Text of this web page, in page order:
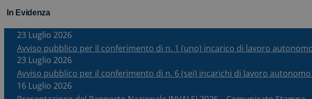
In Evidenza
23 Luglio 2026
Avviso pubblico per il conferimento di n. 1 (uno) incarico di lavoro
23 Luglio 2026
Avviso pubblico per il conferimento di n. 6 (sei) incarichi di lavoro autonomo
16 Luglio 2026